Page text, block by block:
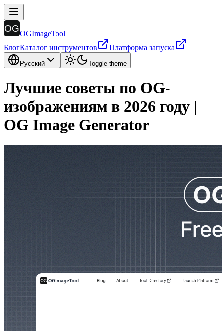
OGImageTool
БлогКаталог инструментов Платформа запуска
Русский Toggle theme
Лучшие советы по OG-
изображениям в 2026 году |
OG Image Generator